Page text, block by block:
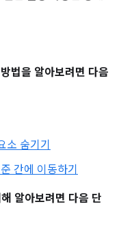
법을 알아보려면 다음
숨기기
간에 이동하기
알아보려면 다음 단